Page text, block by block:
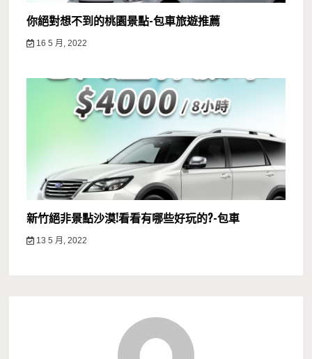
你絕對想不到的桃園景點-包車旅遊推薦
16 5 月, 2022
新竹絕非景點沙漠!看看有哪些好玩的?-包車
13 5 月, 2022